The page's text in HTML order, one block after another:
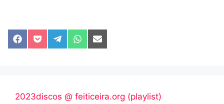
Compartir
en
Compartir
en
Compartir
en
Compartir
en
Compartir
en
2023discos @ feiticeira.org (playlist)